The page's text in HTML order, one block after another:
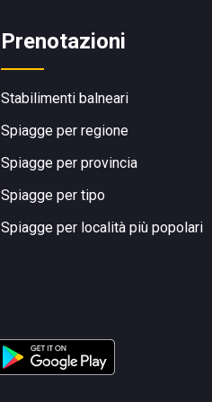
Prenotazioni
Stabilimenti balneari
Spiagge per regione
Spiagge per provincia
Spiagge per tipo
Spiagge per località più popolari